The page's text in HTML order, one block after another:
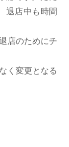
退店中も時間
店のためにチ
く変更となる